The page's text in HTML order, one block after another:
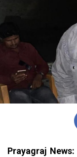
Prayagraj News: